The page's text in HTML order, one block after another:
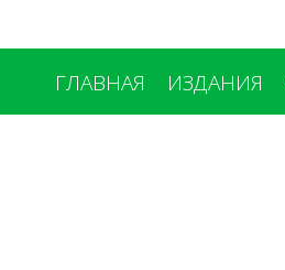
ГЛАВНАЯ ИЗДАНИЯ